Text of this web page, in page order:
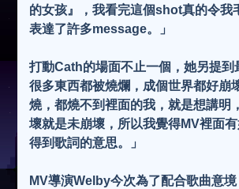
的女孩』，我看完這個shot真的令我
表達了許多message。」
打動Cath的場面不止一個，她另提到
很多東西都被燒爛，成個世界都好崩
燒，都燒不到裡面的我，就是想講明
壞就是未崩壞，所以我覺得MV裡面
得到歌詞的意思。」
MV導演Welby今次為了配合歌曲意境